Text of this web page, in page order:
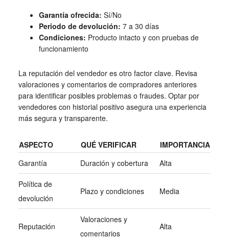
Garantía ofrecida: Sí/No
Periodo de devolución: 7 a 30 días
Condiciones: Producto intacto y con pruebas de
funcionamiento
La reputación del vendedor es otro factor clave. Revisa
valoraciones y comentarios de compradores anteriores
para identificar posibles problemas o fraudes. Optar por
vendedores con historial positivo asegura una experiencia
más segura y transparente.
ASPECTO QUÉ VERIFICAR
IMPORTANCIA
Garantía
Duración y cobertura Alta
Política de
devolución
Plazo y condiciones Media
Reputación
Valoraciones y
comentarios
Alta